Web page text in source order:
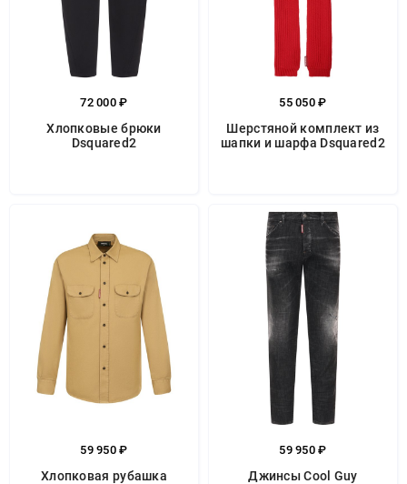
72 000 ₽
Хлопковые брюки
Dsquared2
55 050 ₽
Шерстяной комплект из
шапки и шарфа Dsquared2
59 950 ₽
Хлопковая рубашка
59 950 ₽
Джинсы Cool Guy